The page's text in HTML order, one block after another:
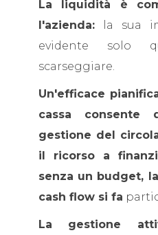
La liquidità è
l'azienda: la sua
evidente solo
scarseggiare.
Un'efficace
cassa consente
gestione del
il ricorso a
senza un budget,
cash flow si fa
La gestione